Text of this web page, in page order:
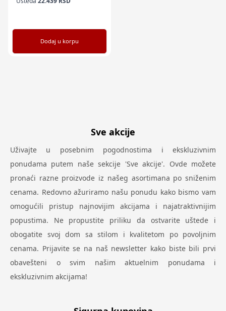
Dodaj u korpu
Sve akcije
Uživajte u posebnim pogodnostima i ekskluzivnim
ponudama putem naše sekcije 'Sve akcije'. Ovde možete
pronaći razne proizvode iz našeg asortimana po sniženim
cenama. Redovno ažuriramo našu ponudu kako bismo vam
omogućili pristup najnovijim akcijama i najatraktivnijim
popustima. Ne propustite priliku da ostvarite uštede i
obogatite svoj dom sa stilom i kvalitetom po povoljnim
cenama. Prijavite se na naš newsletter kako biste bili prvi
obavešteni o svim našim aktuelnim ponudama i
ekskluzivnim akcijama!